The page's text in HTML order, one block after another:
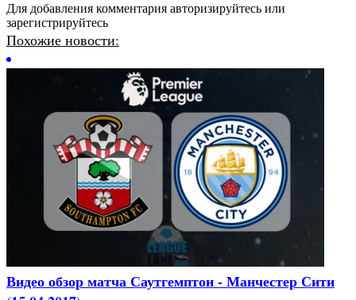
Для добавления комментария авторизируйтесь или
зарегистрируйтесь
Похожие новости:
Видео обзор матча Саутгемптон - Манчестер Сити